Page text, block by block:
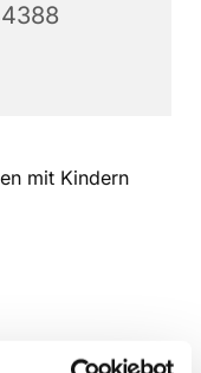
mit Kindern